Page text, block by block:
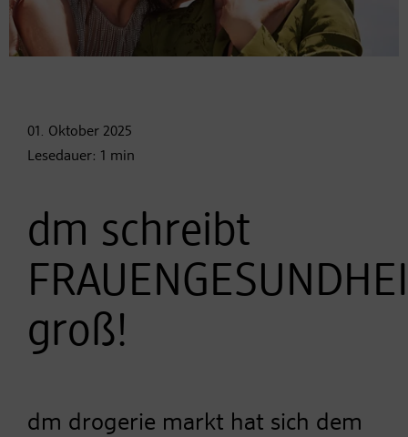
01. Oktober 2025
Lesedauer: 1 min
dm schreibt
groß!
dm drogerie markt hat sich dem